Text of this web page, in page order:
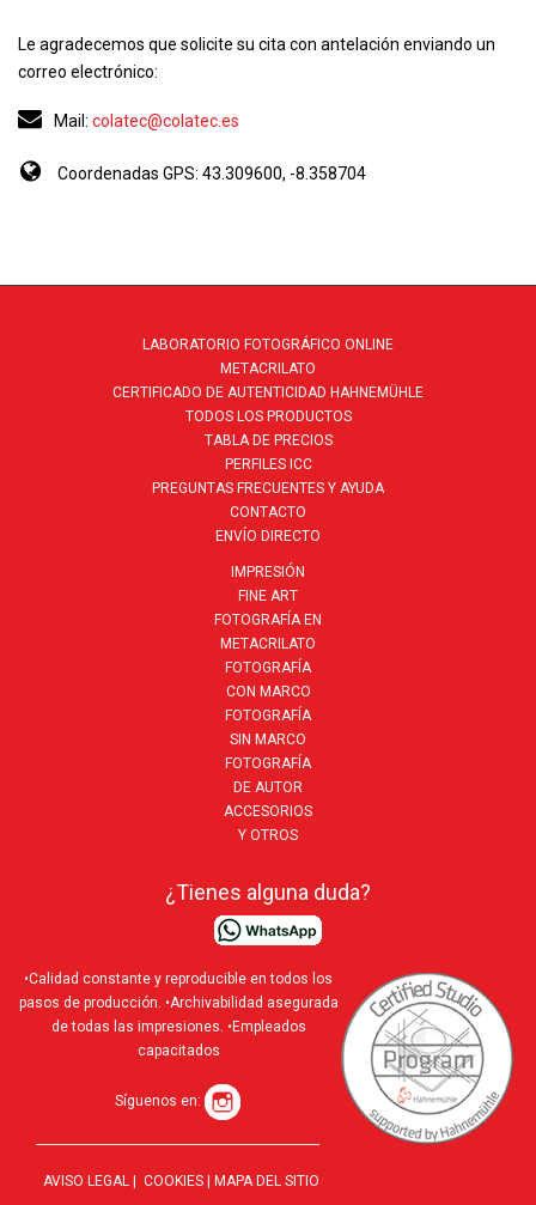
Le agradecemos que solicite su cita con antelación enviando un
correo electrónico:
Mail: colatec@colatec.es
Coordenadas GPS: 43.309600, -8.358704
LABORATORIO FOTOGRÁFICO ONLINE
METACRILATO
CERTIFICADO DE AUTENTICIDAD HAHNEMÜHLE
TODOS LOS PRODUCTOS
TABLA DE PRECIOS
PERFILES ICC
PREGUNTAS FRECUENTES Y AYUDA
CONTACTO
ENVÍO DIRECTO
IMPRESIÓN
FINE ART
FOTOGRAFÍA EN
METACRILATO
FOTOGRAFÍA
CON MARCO
FOTOGRAFÍA
SIN MARCO
FOTOGRAFÍA
DE AUTOR
ACCESORIOS
Y OTROS
¿Tienes alguna duda?
•Calidad constante y reproducible en todos los
pasos de producción. •Archivabilidad asegurada
de todas las impresiones. •Empleados
capacitados
Síguenos en:
AVISO LEGAL COOKIES MAPA DEL SITIO